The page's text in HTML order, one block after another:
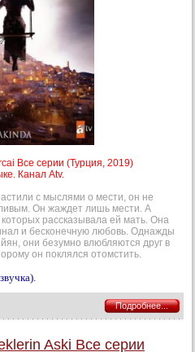
Все серии (Турция, 2019)
Канал Atv.
с мыслями о мести, он не
Он жаждет лишь мести. А
рассказывала ей мать. Она
и бесконечную любовь. Однажды
они безумно влюбляются друг в
он поклялся отомстить.
Подробнее...
Aski Все серии